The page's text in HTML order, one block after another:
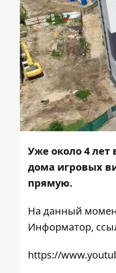
Уже около 4 лет
дома игровых
прямую.
На данный
Информатор,
https://